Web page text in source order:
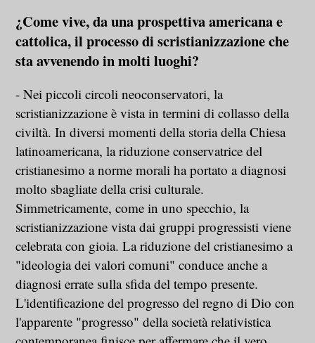
¿Come vive, da una prospettiva americana e
cattolica, il processo di scristianizzazione che
sta avvenendo in molti luoghi?
- Nei piccoli circoli neoconservatori, la
scristianizzazione è vista in termini di collasso della
civiltà. In diversi momenti della storia della Chiesa
latinoamericana, la riduzione conservatrice del
cristianesimo a norme morali ha portato a diagnosi
molto sbagliate della crisi culturale.
Simmetricamente, come in uno specchio, la
scristianizzazione vista dai gruppi progressisti viene
celebrata con gioia. La riduzione del cristianesimo a
"ideologia dei valori comuni" conduce anche a
diagnosi errate sulla sfida del tempo presente.
L'identificazione del progresso del regno di Dio con
l'apparente "progresso" della società relativistica